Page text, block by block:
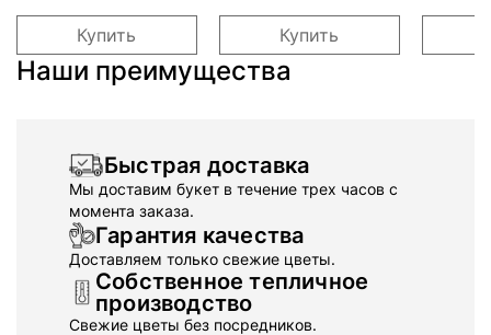
Купить Купить
Наши преимущества
Быстрая доставка
Мы доставим букет в течение трех часов с
момента заказа.
Гарантия качества
Доставляем только свежие цветы.
Собственное тепличное
производство
Свежие цветы без посредников.